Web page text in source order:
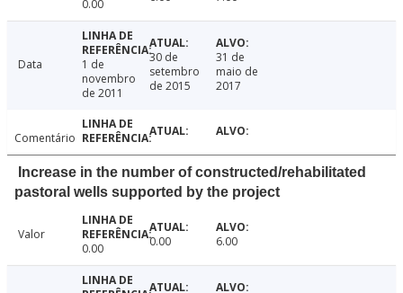
0.00
Data
1 de
novembro
de 2011
30 de
setembro
de 2015
31 de
maio de
2017
Comentário
Increase in the number of constructed/rehabilitated
pastoral wells supported by the project
Valor
0.00
0.00 6.00